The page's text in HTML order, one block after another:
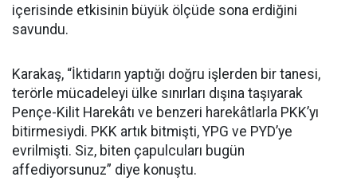
içerisinde etkisinin büyük ölçüde sona erdiğini
savundu.
Karakaş, “İktidarın yaptığı doğru işlerden bir tanesi,
terörle mücadeleyi ülke sınırları dışına taşıyarak
Pençe-Kilit Harekâtı ve benzeri harekâtlarla PKK’yı
bitirmesiydi. PKK artık bitmişti, YPG ve PYD’ye
evrilmişti. Siz, biten çapulcuları bugün
affediyorsunuz” diye konuştu.